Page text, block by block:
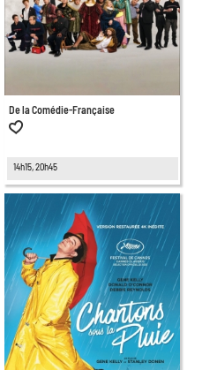
De la Comédie-Française
14h15, 20h45